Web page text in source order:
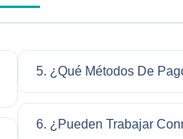
5. ¿Qué Métodos De
6. ¿Pueden Trabajar